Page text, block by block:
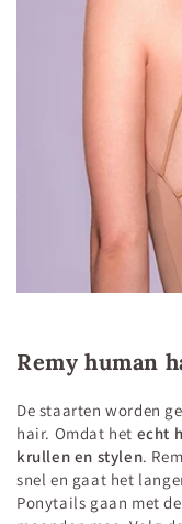
Remy human
De staarten worden
hair. Omdat het echt
krullen en stylen.
snel en gaat het
Ponytails gaan met